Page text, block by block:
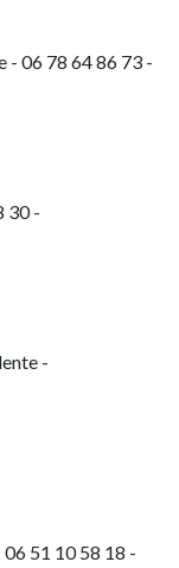
- 06 78 64 86 73 -
30 -
-
51 10 58 18 -